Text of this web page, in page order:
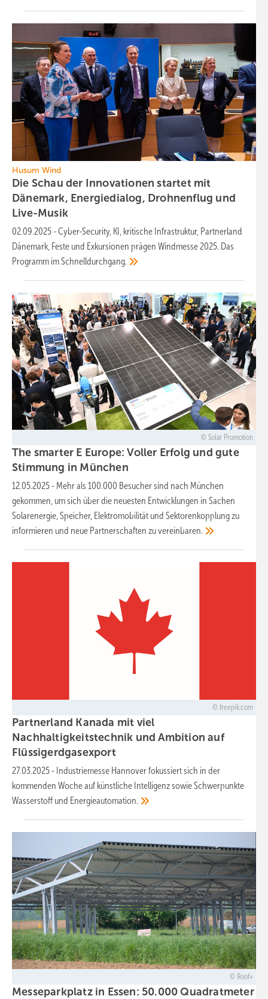
Husum Wind
Die Schau der Innovationen startet mit
Dänemark, Energiedialog, Drohnenflug und
Live-Musik
02.09.2025 -Cyber-Security, KI, kritische Infrastruktur, Partnerland
Dänemark, Feste und Exkursionen prägen Windmesse 2025. Das
Programm imSchnelldurchgang.
Solar Promotion
The smarter E Europe: Voller Erfolg und gute
Stimmung in München
12.05.2025 - Mehr als 100.000 Besucher sind nach München
gekommen, um sich über die neuesten Entwicklungen in Sachen
Solarenergie, Speicher, Elektromobilität und Sektorenkopplung zu
informieren und neue Partnerschaften zuvereinbaren.
freepik.com
Partnerland Kanada mit viel
Nachhaltigkeitstechnik und Ambition auf
Flüssigerdgasexport
27.03.2025 - Industriemesse Hannover fokussiert sich in der
kommenden Woche auf künstliche Intelligenz sowie Schwerpunkte
Wasserstoff und Energieautomation.
Roof+
Messeparkplatz in Essen: 50.000 Quadratmeter